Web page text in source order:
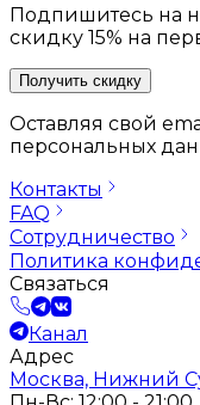
Подпишитесь на
скидку 15% на
Получить скидку
Оставляя свой
персональных
Контакты
FAQ
Сотрудничество
Политика
Связаться
Канал
Адрес
Москва, Нижний